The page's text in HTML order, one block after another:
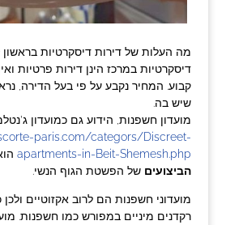
מה העלות של דירות דיסקרטיות בראשון
דיסקרטיות במרכז הינן דירות פרטיות
קבוע. המחיר נקבע על פי בעל הדירה,
שיש בה.
מועדון חשפנות, הידוע גם כמועדון
paris.com/categors/Discreet-
apartments-in-Beit-Shemesh.php
הביצועים של הפשטת הגוף הנשי.
מועדוני חשפנות הם לרוב אקזוטיים
רקדנים מיניים במפורש כמו חשפנות.